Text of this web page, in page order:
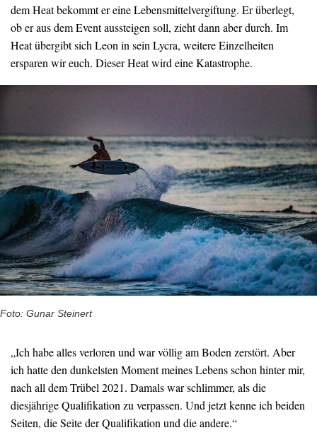
dem Heat bekommt er eine Lebensmittelvergiftung. Er überlegt,
ob er aus dem Event aussteigen soll, zieht dann aber durch. Im
Heat übergibt sich Leon in sein Lycra, weitere Einzelheiten
ersparen wir euch. Dieser Heat wird eine Katastrophe.
Foto: Gunar Steinert
„Ich habe alles verloren und war völlig am Boden zerstört. Aber
ich hatte den dunkelsten Moment meines Lebens schon hinter mir,
nach all dem Trübel 2021. Damals war schlimmer, als die
diesjährige Qualifikation zu verpassen. Und jetzt kenne ich beiden
Seiten, die Seite der Qualifikation und die andere.“